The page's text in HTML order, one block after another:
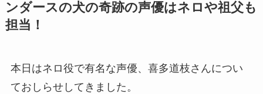
ンダースの犬の奇跡の声優はネロや祖父も
担当！
本日はネロ役で有名な声優、喜多道枝さんについ
ておしらせしてきました。